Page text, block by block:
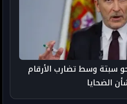
سبتة وسط تضارب الأرقام
الضحايا